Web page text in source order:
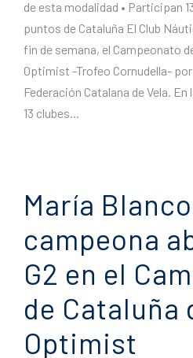
de esta modalidad • Participan
puntos de Cataluña El Club
fin de semana, el Campeonato
Optimist -Trofeo Cornudella-
Federación Catalana de Vela.
13 clubes...
María
campeona
G2 en el
de Cataluña
Optimist